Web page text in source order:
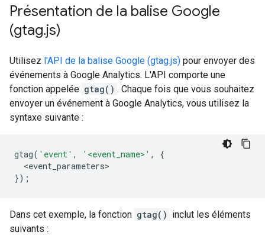
Présentation de la balise Google
(gtag.js)
Utilisez l'API de la balise Google (gtag.js) pour envoyer des
événements à Google Analytics. L'API comporte une
fonction appelée gtag() . Chaque fois que vous souhaitez
envoyer un événement à Google Analytics, vous utilisez la
syntaxe suivante :
gtag( 'event' , '<event_name>' ,
{
<event_parameters
});
Dans cet exemple, la fonction gtag() inclut les éléments
suivants :